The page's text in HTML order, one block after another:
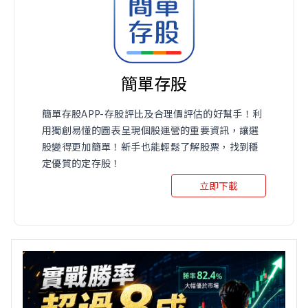
簡單存股
簡單存股APP-存股評比及合理價評估的好幫手！利
用獨創易懂的圖表呈現個股運營的重要資訊，讓選
股變得更加簡單！新手也能輕鬆了解股票，找到穩
定優質的定存股！
立即下載